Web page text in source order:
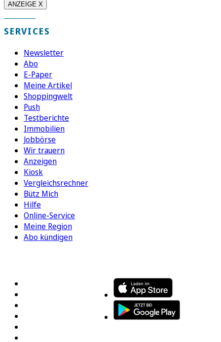
ANZEIGE X
SERVICES
Newsletter
Abo
E-Paper
Meine Artikel
Shoppingwelt
Push
Testberichte
Immobilien
Jobbörse
Wir trauern
Anzeigen
Kiosk
Vergleichsrechner
Bütz Mich
Hilfe
Online-Service
Meine Region
Abo kündigen